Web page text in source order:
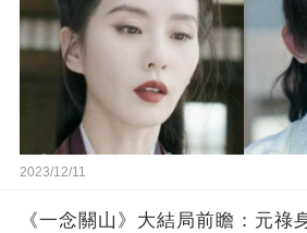
2023/12/11
《一念關山》大結局前瞻：元祿